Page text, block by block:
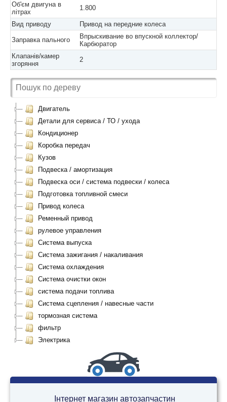
Об'єм двигуна в
літрах
1.800
Вид приводу Привод на передние колеса
Заправка пального
Впрыскивание во впускной коллектор/
Карбюратор
Клапанів/камер
згоряння
2
Двигатель
Детали для сервиса / ТО / ухода
Кондиционер
Коробка передач
Кузов
Подвеска / амортизация
Подвеска оси / система подвески / колеса
Подготовка топливной смеси
Привод колеса
Ременный привод
рулевое управления
Система выпуска
Система зажигания / накаливания
Система охлаждения
Система очистки окон
система подачи топлива
Система сцепления / навесные части
тормозная система
фильтр
Электрика
Інтернет магазин автозапчастин